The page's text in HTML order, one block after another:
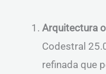
Arquitectura
Codestral
refinada que